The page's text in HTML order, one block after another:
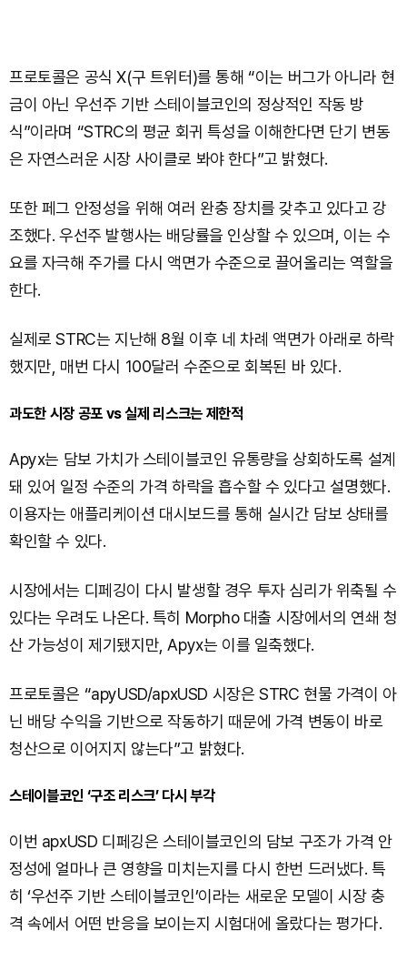
프로토콜은 공식 X(구 트위터)를 통해 “이는 버그가 아니라 현
금이 아닌 우선주 기반 스테이블코인의 정상적인 작동 방
식”이라며 “STRC의 평균 회귀 특성을 이해한다면 단기 변동
은 자연스러운 시장 사이클로 봐야 한다”고 밝혔다.
또한 페그 안정성을 위해 여러 완충 장치를 갖추고 있다고 강
조했다. 우선주 발행사는 배당률을 인상할 수 있으며, 이는 수
요를 자극해 주가를 다시 액면가 수준으로 끌어올리는 역할을
한다.
실제로 STRC는 지난해 8월 이후 네 차례 액면가 아래로 하락
했지만, 매번 다시 100달러 수준으로 회복된 바 있다.
과도한 시장 공포 vs 실제 리스크는 제한적
Apyx는 담보 가치가 스테이블코인 유통량을 상회하도록 설계
돼 있어 일정 수준의 가격 하락을 흡수할 수 있다고 설명했다.
이용자는 애플리케이션 대시보드를 통해 실시간 담보 상태를
확인할 수 있다.
시장에서는 디페깅이 다시 발생할 경우 투자 심리가 위축될 수
있다는 우려도 나온다. 특히 Morpho 대출 시장에서의 연쇄 청
산 가능성이 제기됐지만, Apyx는 이를 일축했다.
프로토콜은 “apyUSD/apxUSD 시장은 STRC 현물 가격이 아
닌 배당 수익을 기반으로 작동하기 때문에 가격 변동이 바로
청산으로 이어지지 않는다”고 밝혔다.
스테이블코인 ‘구조 리스크’ 다시 부각
이번 apxUSD 디페깅은 스테이블코인의 담보 구조가 가격 안
정성에 얼마나 큰 영향을 미치는지를 다시 한번 드러냈다. 특
히 ‘우선주 기반 스테이블코인’이라는 새로운 모델이 시장 충
격 속에서 어떤 반응을 보이는지 시험대에 올랐다는 평가다.